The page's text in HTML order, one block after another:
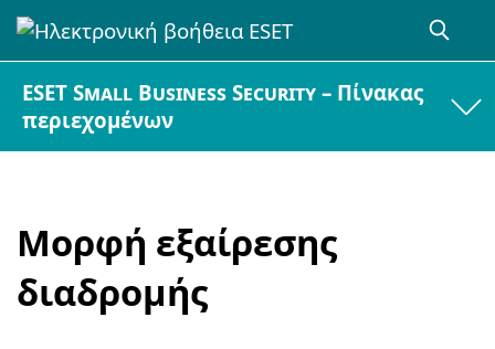
ESET Small Business Security – Πίνακας
περιεχομένων
Μορφή εξαίρεσης
διαδρομής